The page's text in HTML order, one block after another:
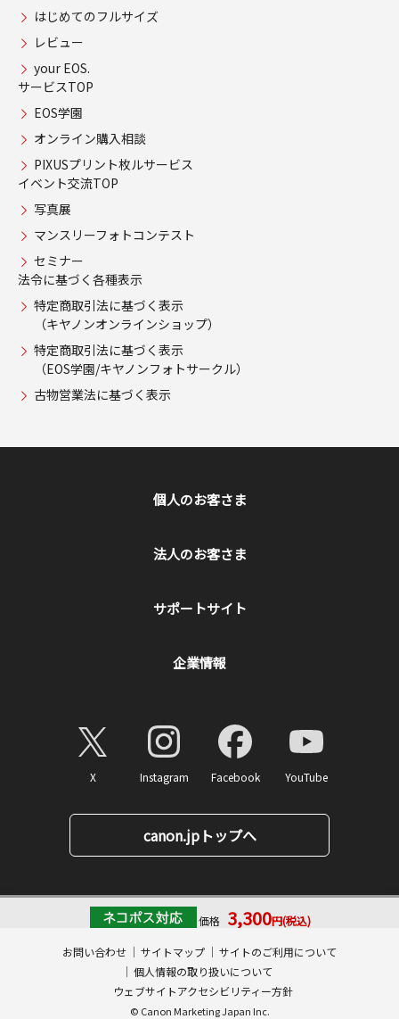
価格 3,300円(税込)
カートに入れる
はじめてのフルサイズ
レビュー
your EOS.
サービスTOP
EOS学園
オンライン購入相談
PIXUSプリント枚ルサービス
イベント交流TOP
写真展
マンスリーフォトコンテスト
セミナー
法令に基づく各種表示
特定商取引法に基づく表示
（キヤノンオンラインショップ）
特定商取引法に基づく表示
（EOS学園/キヤノンフォトサークル）
古物営業法に基づく表示
個人のお客さま
法人のお客さま
サポートサイト
企業情報
X Instagram Facebook YouTube
canon.jpトップへ
お問い合わせ サイトマップ
サイトのご利用について
個人情報の取り扱いについて
ウェブサイトアクセシビリティー方針
© Canon Marketing Japan Inc.